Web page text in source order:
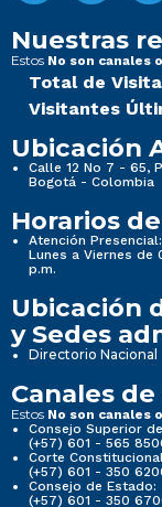
Nuestras
Estos No son canales
Total de
Visitantes
Ubicación
Calle 12 No 7 - 65,
Bogotá - Colombia
Horarios
Atención Presencial:
Lunes a Viernes de
p.m.
Ubicación
y Sedes
Directorio Nacional
Canales
Estos No son canales
Consejo Superior
(+57) 601 - 565
Corte
(+57) 601 - 350
Consejo de Estado:
(+57) 601 - 350